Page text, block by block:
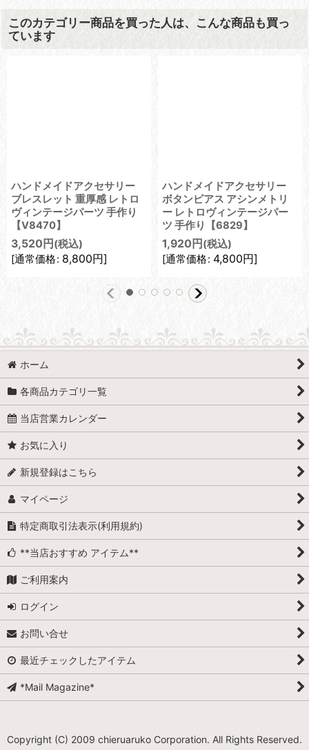
このカテゴリー商品を買った人は、こんな商品も買っ
ています
ハンドメイドアクセサリー
ブレスレット 重厚感 レトロ
ヴィンテージパーツ 手作り
【V8470】
3,520 円 (税込)
[通常価格: 8,800円]
ハンドメイドアクセサリー
ボタンピアス アシンメトリ
ー レトロヴィンテージパー
ツ 手作り【6829】
1,920 円 (税込)
[通常価格: 4,800円]
ホーム
各商品カテゴリ一覧
当店営業カレンダー
お気に入り
新規登録はこちら
マイページ
特定商取引法表示(利用規約)
**当店おすすめ アイテム**
ご利用案内
ログイン
お問い合せ
最近チェックしたアイテム
*Mail Magazine*
Copyright (C) 2009 chieruaruko Corporation. All Rights Reserved.